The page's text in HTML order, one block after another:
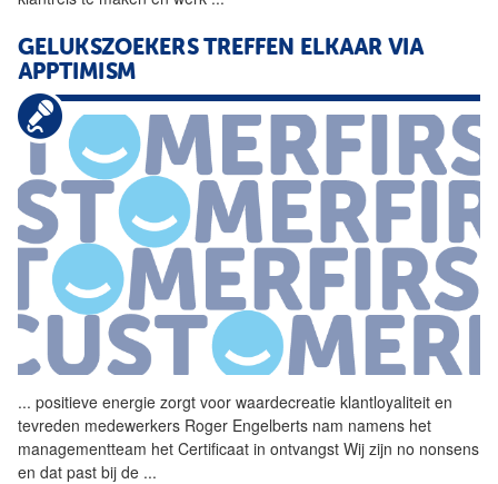
GELUKSZOEKERS TREFFEN ELKAAR VIA
APPTIMISM
... positieve energie zorgt voor waardecreatie klantloyaliteit en
tevreden medewerkers Roger Engelberts nam namens het
managementteam het Certificaat in ontvangst Wij zijn no nonsens
en dat past bij de ...